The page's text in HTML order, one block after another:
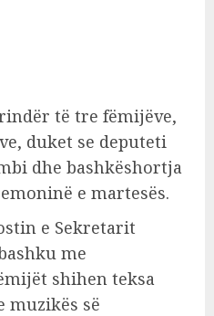
të tre fëmijëve,
duket se deputeti
dhe bashkëshortja
e martesës.
e Sekretarit
me
shihen teksa
muzikës së